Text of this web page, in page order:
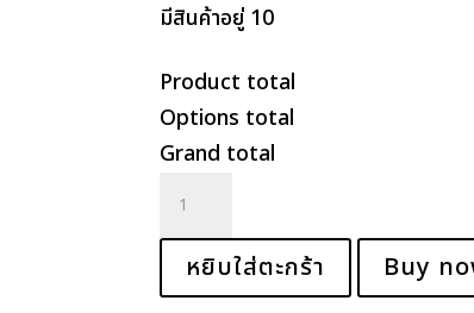
มีสินค้าอยู่ 10
Product total
Options total
Grand total
กลิ้ง
ทาสี
หยิบใส่ตะกร้า Buy